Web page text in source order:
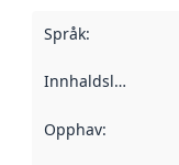
Språk:
Innhaldsleverandørar
Opphav: